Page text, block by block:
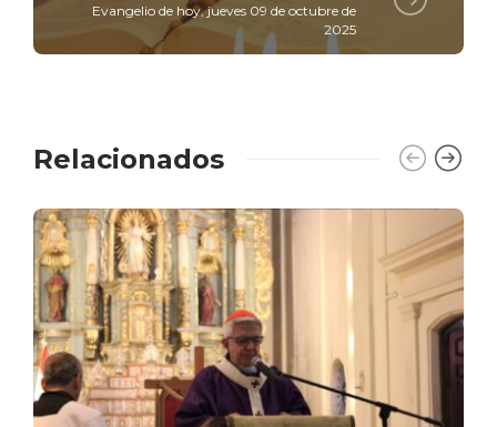
Evangelio de hoy, jueves 09 de octubre de
2025
Relacionados